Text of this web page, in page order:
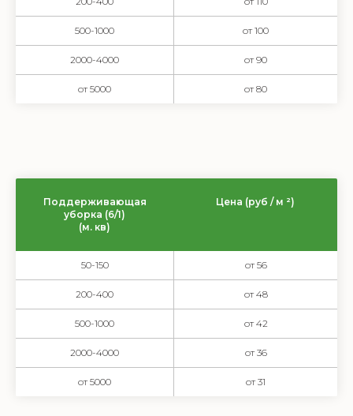
500-1000 от 100
2000-4000 от 90
от 5000 от 80
Поддерживающая
уборка (6/1)
(м. кв)
Цена (руб / м ²)
50-150 от 56
200-400 от 48
500-1000 от 42
2000-4000 от 36
от 5000 от 31